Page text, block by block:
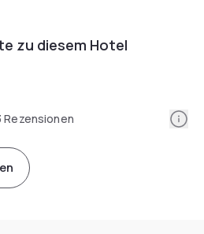
zu diesem Hotel
Rezensionen